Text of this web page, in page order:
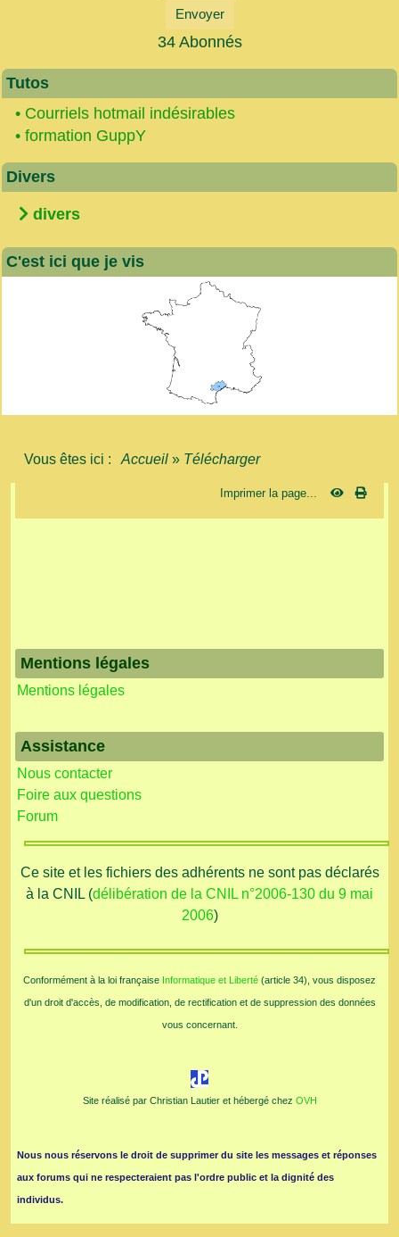
Envoyer
34 Abonnés
Tutos
• Courriels hotmail indésirables
• formation GuppY
Divers
divers
C'est ici que je vis
Vous êtes ici : Accueil » Télécharger
Imprimer la page...
Mentions légales
Mentions légales
Assistance
Nous contacter
Foire aux questions
Forum
Ce site et les fichiers des adhérents ne sont pas déclarés
à la CNIL (délibération de la CNIL n°2006-130 du 9 mai
2006)
Conformément à la loi française Informatique et Liberté (article 34), vous disposez
d'un droit d'accès, de modification, de rectification et de suppression des données
vous concernant.
Site réalisé par Christian Lautier et hébergé chez OVH
Nous nous réservons le droit de supprimer du site les messages et réponses
aux forums qui ne respecteraient pas l'ordre public et la dignité des
individus.